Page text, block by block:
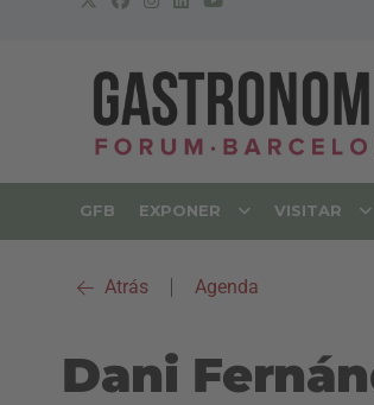
GFB EXPONER VISITAR
Atrás Agenda
Dani